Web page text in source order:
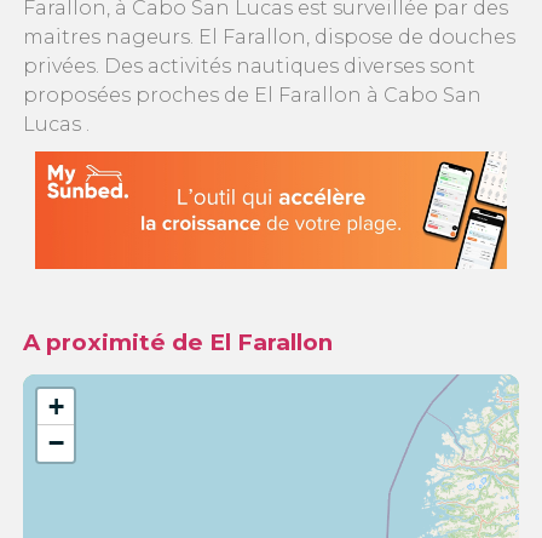
Farallon, à Cabo San Lucas est surveillée par des
maitres nageurs. El Farallon, dispose de douches
privées. Des activités nautiques diverses sont
proposées proches de El Farallon à Cabo San
Lucas .
A proximité de El Farallon
+
−